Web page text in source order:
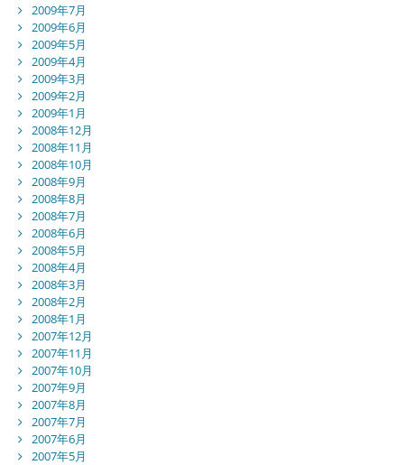
2009年7月
2009年6月
2009年5月
2009年4月
2009年3月
2009年2月
2009年1月
2008年12月
2008年11月
2008年10月
2008年9月
2008年8月
2008年7月
2008年6月
2008年5月
2008年4月
2008年3月
2008年2月
2008年1月
2007年12月
2007年11月
2007年10月
2007年9月
2007年8月
2007年7月
2007年6月
2007年5月